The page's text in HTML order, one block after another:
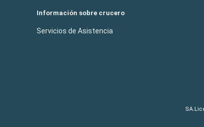
Información sobre crucero
Servicios de Asistencia